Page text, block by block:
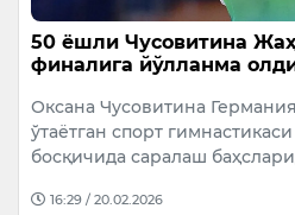
50 ёшли Чусовитина
финалига йўлланма
Оксана Чусовитина
ўтаётган спорт
босқичида саралаш
16:29 / 20.02.2026